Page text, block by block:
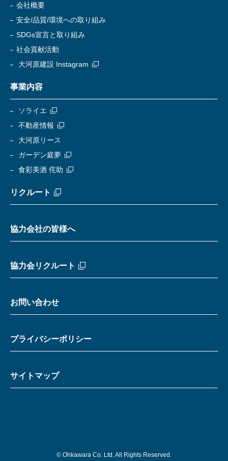
会社概要
安全/品質/環境への取り組み
SDGs宣言と取り組み
社会貢献活動
大河原建設 Instagram
事業内容
ソライエ
不動産情報
大河原リース
ガーデン庭夢
食彩美酒 侘助
リクルート
協力会社の皆様へ
協力会リクルート
お問い合わせ
プライバシーポリシー
サイトマップ
© Ohkawara Co. Ltd. All Rights Reserved.